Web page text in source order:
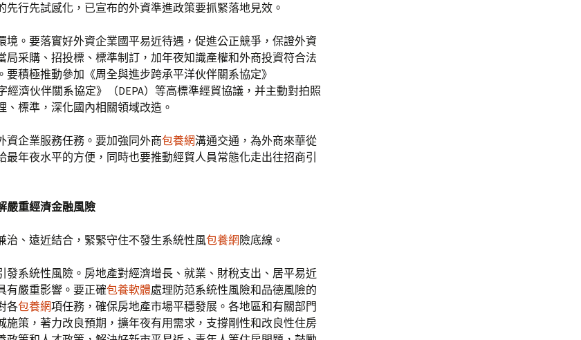
先行先試感化，已宣布的外資準進政策要抓緊落地見效。
境。要落實好外資企業國平易近待遇，促進公正競爭，保證外資
局采購、招投標、標準制訂，加年夜知識產權和外商投資符合法
要積極推動參加《周全與進步跨承平洋伙伴關系協定》
經濟伙伴關系協定》（DEPA）等高標準經貿協議，并主動對拍照
、標準，深化國內相關領域改造。
資企業服務任務。要加強同外商包養網溝通交通，為外商來華從
最年夜水平的方便，同時也要推動經貿人員常態化走出往招商引
嚴重經濟金融風險
治、遠近結合，緊緊守住不發生系統性風包養網 險底線。
發系統性風險。房地產對經濟增長、就業、財稅支出、居平易近
有嚴重影響。要正確包養軟體處理防范系統性風險和品德風險的
各包養網項任務，確保房地產市場平穩發展。各地區和有關部門
施策，著力改良預期，擴年夜有用需求，支撐剛性和改良性住房